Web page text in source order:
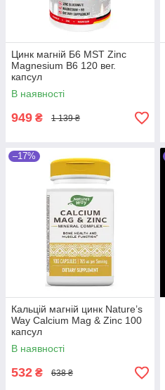
Цинк магній Б6 MST Zinc
Magnesium B6 120 вег.
капсул
В наявності
949 ₴ 1 139 ₴
–17%
Кальцій магній цинк Nature’s
Way Calcium Mag & Zinc 100
капсул
В наявності
532 ₴ 638 ₴